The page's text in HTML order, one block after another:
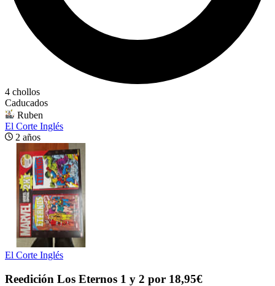
4 chollos
Caducados
Ruben
El Corte Inglés
2 años
El Corte Inglés
Reedición Los Eternos 1 y 2 por 18,95€